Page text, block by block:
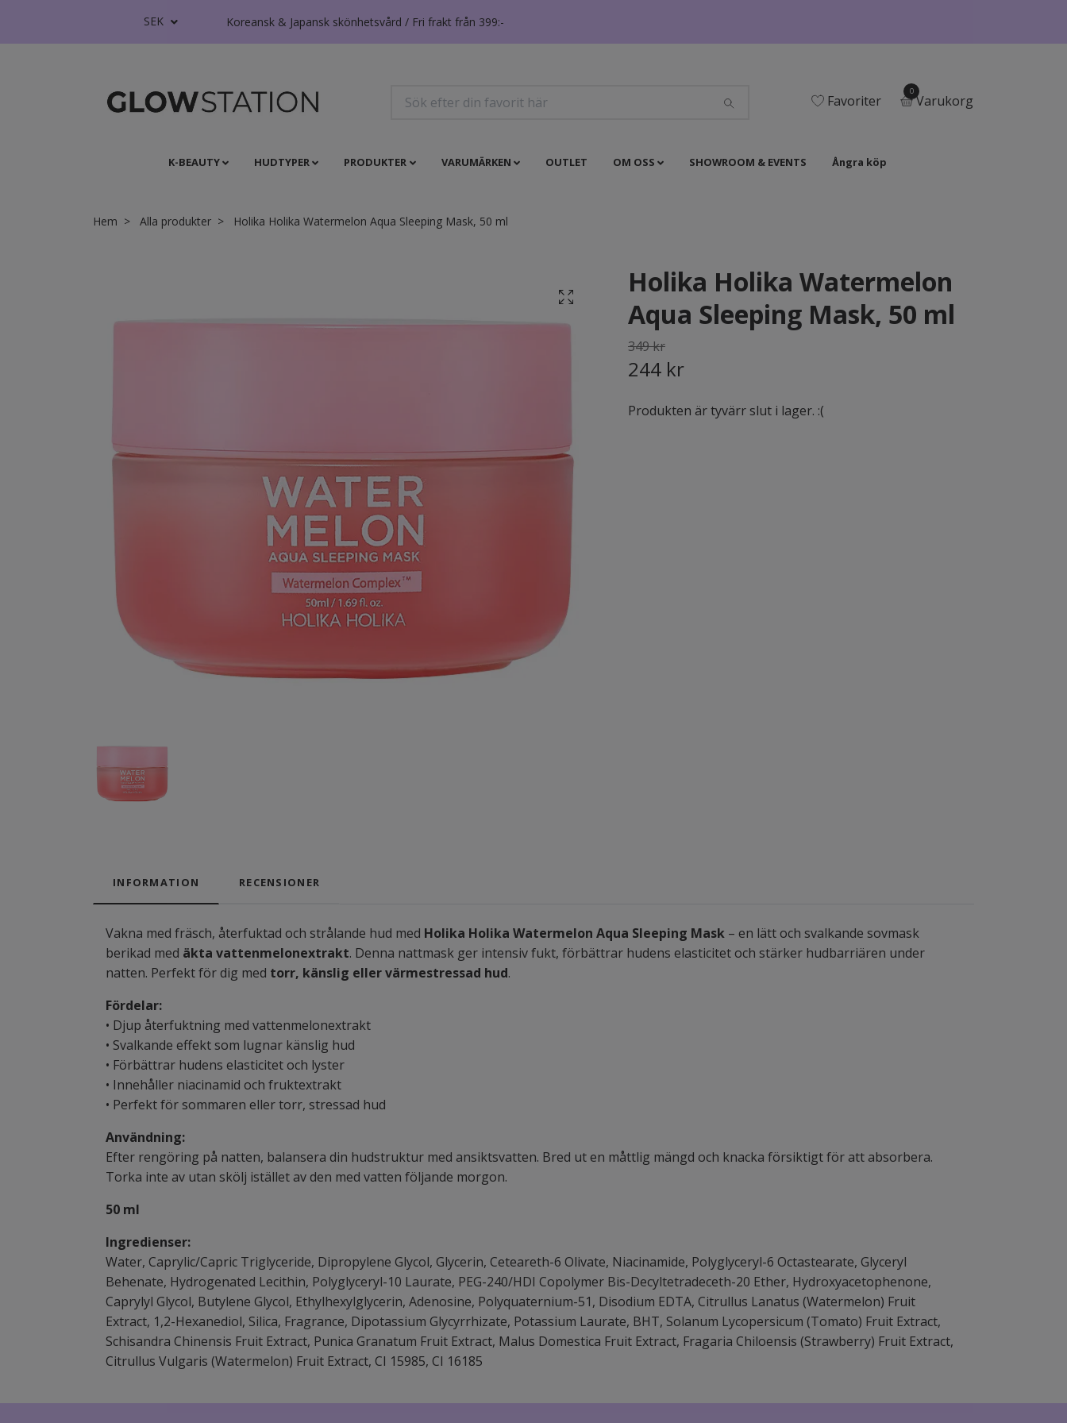
SEK Koreansk & Japansk skönhetsvård / Fri frakt från 399:-
Favoriter
0
Varukorg
K-BEAUTY HUDTYPER PRODUKTER VARUMÄRKEN OUTLET OM OSS SHOWROOM & EVENTS Ångra köp
Hem Alla produkter Holika Holika Watermelon Aqua Sleeping Mask, 50 ml
Holika Holika Watermelon
Aqua Sleeping Mask, 50 ml
349 kr
244 kr
Produkten är tyvärr slut i lager. :(
INFORMATION RECENSIONER
Vakna med fräsch, återfuktad och strålande hud med Holika Holika Watermelon Aqua Sleeping Mask – en lätt och svalkande sovmask
berikad med äkta vattenmelonextrakt. Denna nattmask ger intensiv fukt, förbättrar hudens elasticitet och stärker hudbarriären under
natten. Perfekt för dig med torr, känslig eller värmestressad hud.
Fördelar:
• Djup återfuktning med vattenmelonextrakt
• Svalkande effekt som lugnar känslig hud
• Förbättrar hudens elasticitet och lyster
• Innehåller niacinamid och fruktextrakt
• Perfekt för sommaren eller torr, stressad hud
Användning:
Efter rengöring på natten, balansera din hudstruktur med ansiktsvatten. Bred ut en måttlig mängd och knacka försiktigt för att absorbera.
Torka inte av utan skölj istället av den med vatten följande morgon.
50 ml
Ingredienser:
Water, Caprylic/Capric Triglyceride, Dipropylene Glycol, Glycerin, Ceteareth-6 Olivate, Niacinamide, Polyglyceryl-6 Octastearate, Glyceryl
Behenate, Hydrogenated Lecithin, Polyglyceryl-10 Laurate, PEG-240/HDI Copolymer Bis-Decyltetradeceth-20 Ether, Hydroxyacetophenone,
Caprylyl Glycol, Butylene Glycol, Ethylhexylglycerin, Adenosine, Polyquaternium-51, Disodium EDTA, Citrullus Lanatus (Watermelon) Fruit
Extract, 1,2-Hexanediol, Silica, Fragrance, Dipotassium Glycyrrhizate, Potassium Laurate, BHT, Solanum Lycopersicum (Tomato) Fruit Extract,
Schisandra Chinensis Fruit Extract, Punica Granatum Fruit Extract, Malus Domestica Fruit Extract, Fragaria Chiloensis (Strawberry) Fruit Extract,
Citrullus Vulgaris (Watermelon) Fruit Extract, CI 15985, CI 16185